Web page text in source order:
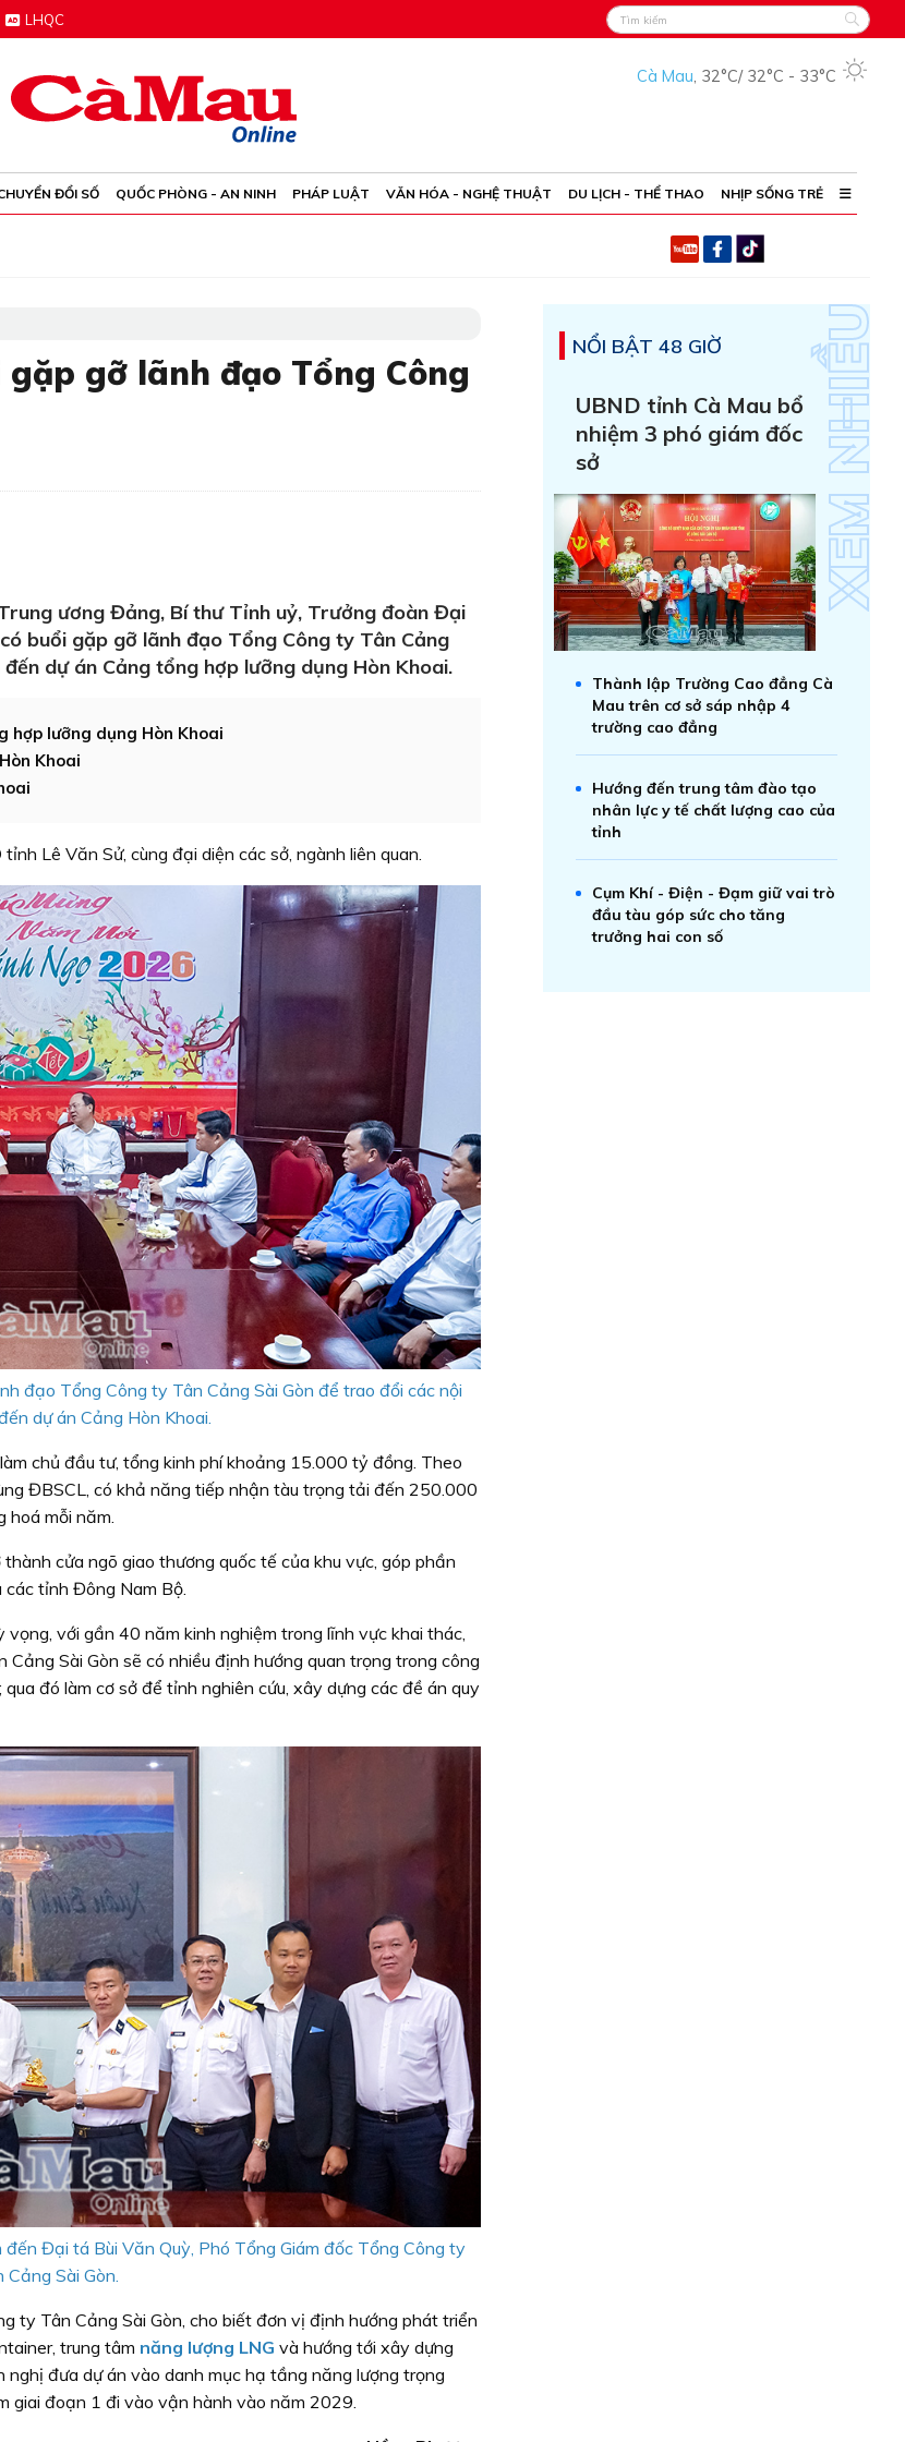
LHQC
Cà Mau, 32°C/ 32°C - 33°C
ĐỔI SỐ QUỐC PHÒNG - AN NINH PHÁP LUẬT VĂN HÓA - NGHỆ THUẬT DU LỊCH - THỂ THAO NHỊP SỐNG TRẺ
gỡ lãnh đạo Tổng Công
ương Đảng, Bí thư Tỉnh uỷ, Trưởng đoàn Đại
buổi gặp gỡ lãnh đạo Tổng Công ty Tân Cảng
dự án Cảng tổng hợp lưỡng dụng Hòn Khoai.
hợp lưỡng dụng Hòn Khoai
Khoai
Lê Văn Sử, cùng đại diện các sở, ngành liên quan.
đạo Tổng Công ty Tân Cảng Sài Gòn để trao đổi các nội
dự án Cảng Hòn Khoai.
chủ đầu tư, tổng kinh phí khoảng 15.000 tỷ đồng. Theo
ĐBSCL, có khả năng tiếp nhận tàu trọng tải đến 250.000
mỗi năm.
cửa ngõ giao thương quốc tế của khu vực, góp phần
tỉnh Đông Nam Bộ.
với gần 40 năm kinh nghiệm trong lĩnh vực khai thác,
Sài Gòn sẽ có nhiều định hướng quan trọng trong công
đó làm cơ sở để tỉnh nghiên cứu, xây dựng các đề án quy
Đại tá Bùi Văn Quỳ, Phó Tổng Giám đốc Tổng Công ty
Cảng Sài Gòn.
ty Tân Cảng Sài Gòn, cho biết đơn vị định hướng phát triển
trung tâm năng lượng LNG và hướng tới xây dựng
đưa dự án vào danh mục hạ tầng năng lượng trọng
giai đoạn 1 đi vào vận hành vào năm 2029.
NỔI BẬT 48 GIỜ
UBND tỉnh Cà Mau bổ
nhiệm 3 phó giám đốc
sở
Thành lập Trường Cao đẳng Cà
Mau trên cơ sở sáp nhập 4
trường cao đẳng
Hướng đến trung tâm đào tạo
nhân lực y tế chất lượng cao của
tỉnh
Cụm Khí - Điện - Đạm giữ vai trò
đầu tàu góp sức cho tăng
trưởng hai con số